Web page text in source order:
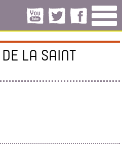
LA SAINT